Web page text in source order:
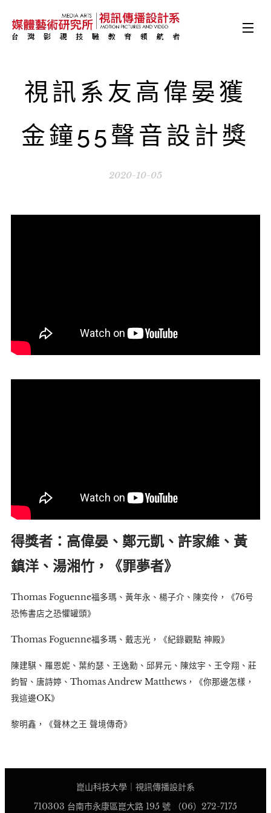
視訊系友高偉晏獲
金鐘55聲音設計獎
2020-10-05
得獎者：高偉晏、鄭元凱、許家維、黃
鎮洋、湯湘竹，《罪夢者》
Thomas Foguenne福多瑪、黃年永、楊子介、陳奕伶，《76号
恐怖書店之恐懼罐頭》
Thomas Foguenne福多瑪、戴志光，《紀錄觀點 神殿》
陳建騏、羅恩妮、葉約瑟、王逸勳、邱昇元、陳炫宇、王令翔、莊
鈞智、唐詩婷、Thomas Andrew Matthews，《你那邊怎樣，
我這邊OK》
黎明鑫，《聲林之王 聲境傳奇》
崑山科技大學｜視訊傳播設計系
710303 台南市永康區崑大路 195 號 （06）272-7175